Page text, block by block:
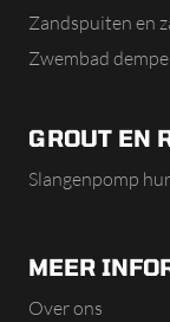
Zandspuiten en
Zwembad
GROUT EN
Slangenpomp
MEER
Over ons